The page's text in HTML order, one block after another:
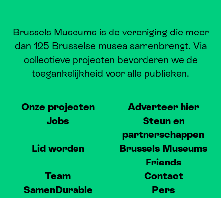
Brussels Museums is de vereniging die meer
dan 125 Brusselse musea samenbrengt. Via
collectieve projecten bevorderen we de
toegankelijkheid voor alle publieken.
Onze projecten
Adverteer hier
Jobs
Steun en
partnerschappen
Lid worden
Brussels Museums
Friends
Team
Contact
SamenDurable
Pers